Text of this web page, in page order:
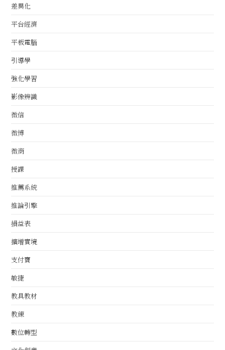
差異化
平台經濟
平板電腦
引導學
強化學習
影像辨識
微信
微博
微商
授課
推薦系統
推論引擎
損益表
擴增實境
支付寶
敏捷
教具教材
教練
數位轉型